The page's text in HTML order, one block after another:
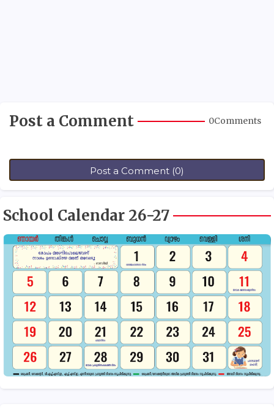
Post a Comment 0Comments
Post a Comment (0)
School Calendar 26-27